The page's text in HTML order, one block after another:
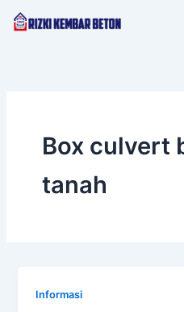
Lewati
Box culvert
tanah
Informasi